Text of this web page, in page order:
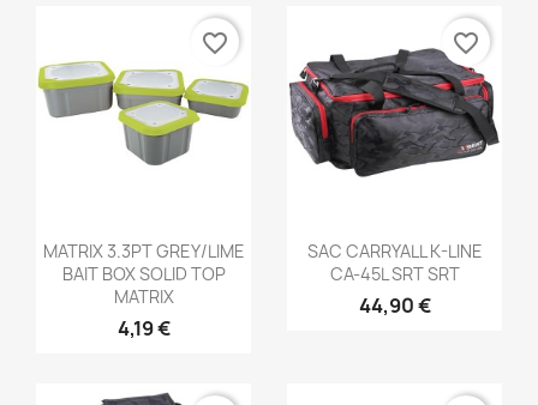
Aperçu rapide
MATRIX 3.3PT GREY/LIME
BAIT BOX SOLID TOP
MATRIX
4,19 €
favorite_border
Aperçu rapide
SAC CARRYALL K-LINE
CA-45L SRT SRT
44,90 €
favorite_border